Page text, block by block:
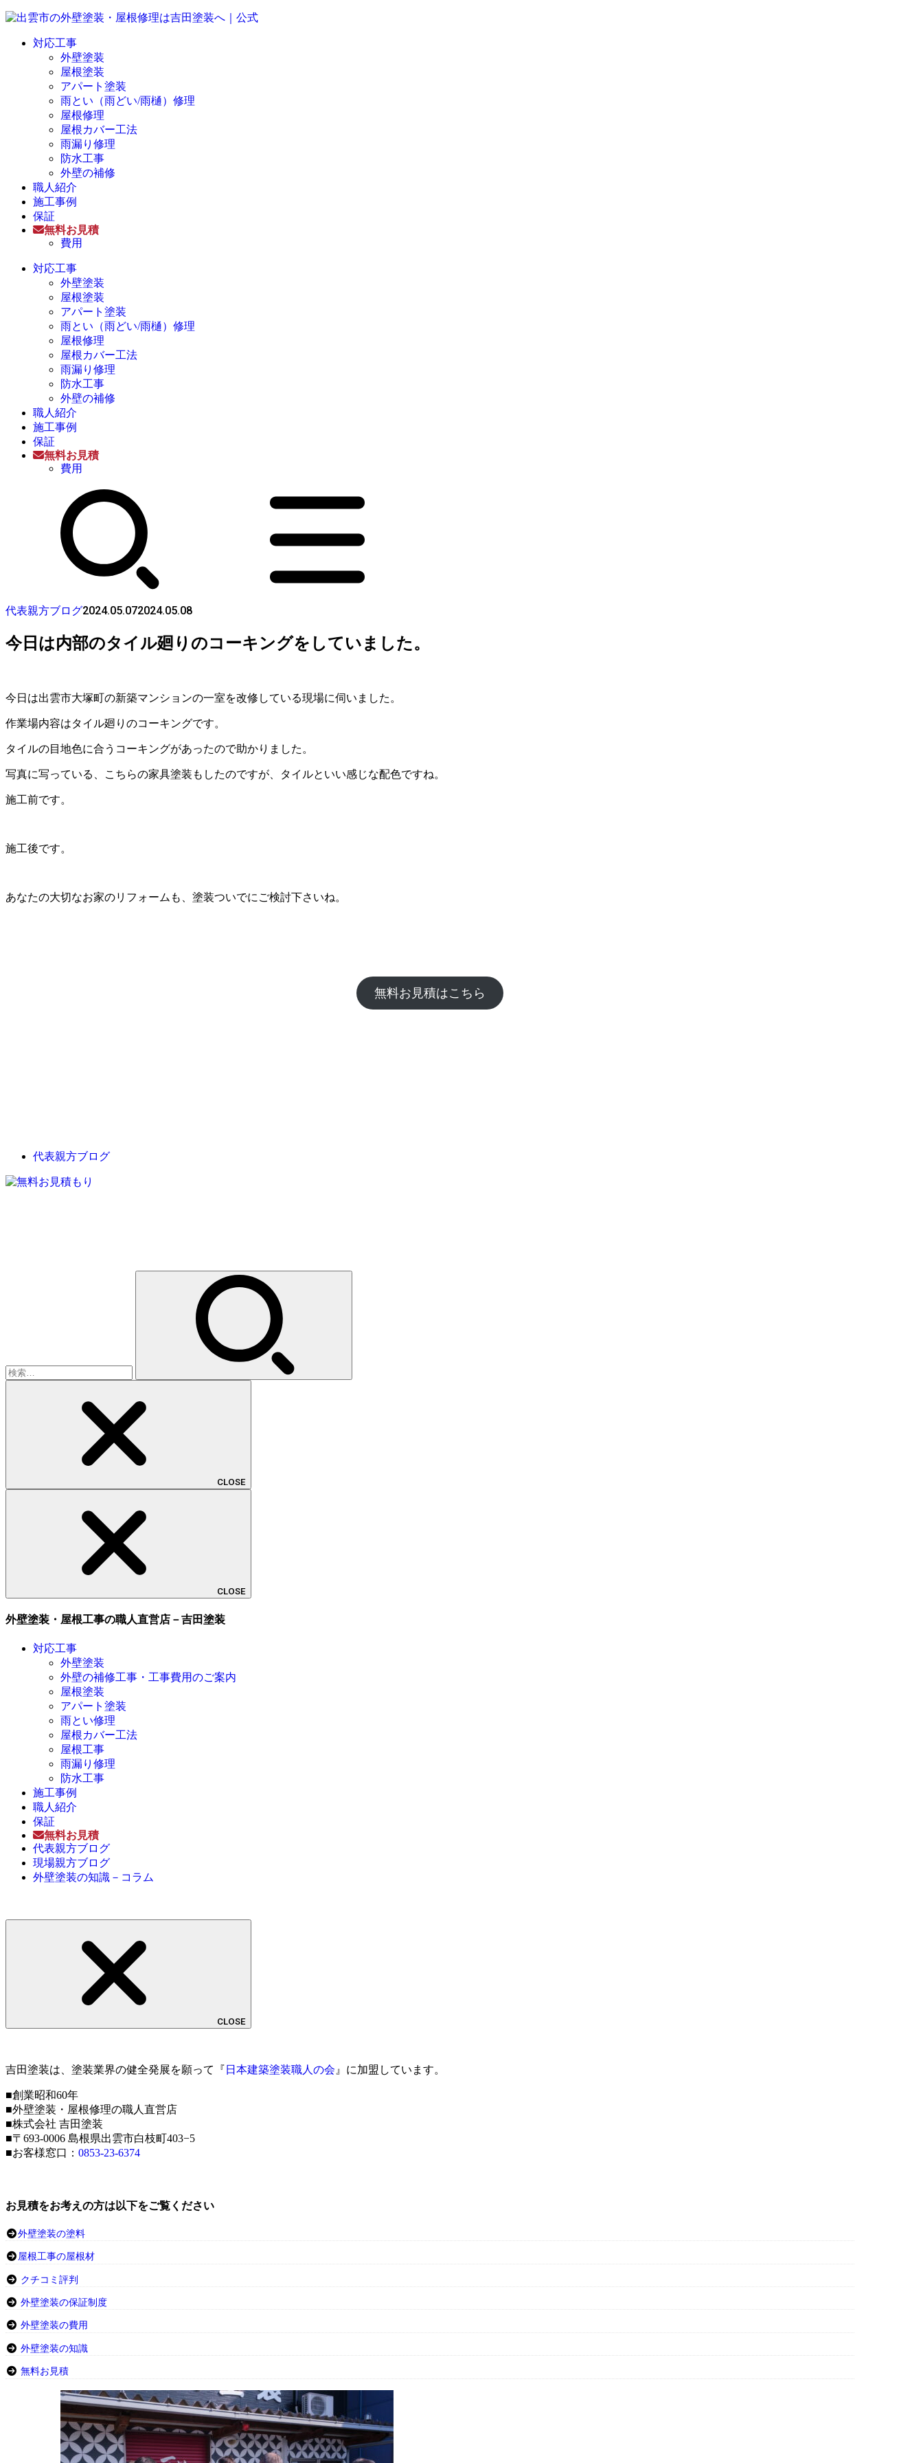
対応工事
外壁塗装
屋根塗装
アパート塗装
雨とい（雨どい/雨樋）修理
屋根修理
屋根カバー工法
雨漏り修理
防水工事
外壁の補修
職人紹介
施工事例
保証
無料お見積
費用
対応工事
外壁塗装
屋根塗装
アパート塗装
雨とい（雨どい/雨樋）修理
屋根修理
屋根カバー工法
雨漏り修理
防水工事
外壁の補修
職人紹介
施工事例
保証
無料お見積
費用
代表親方ブログ2024.05.072024.05.08
今日は内部のタイル廻りのコーキングをしていました。
今日は出雲市大塚町の新築マンションの一室を改修している現場に伺いました。
作業場内容はタイル廻りのコーキングです。
タイルの目地色に合うコーキングがあったので助かりました。
写真に写っている、こちらの家具塗装もしたのですが、タイルといい感じな配色ですね。
施工前です。
施工後です。
あなたの大切なお家のリフォームも、塗装ついでにご検討下さいね。
無料お見積はこちら
代表親方ブログ
CLOSE
CLOSE
外壁塗装・屋根工事の職人直営店－吉田塗装
対応工事
外壁塗装
外壁の補修工事・工事費用のご案内
屋根塗装
アパート塗装
雨とい修理
屋根カバー工法
屋根工事
雨漏り修理
防水工事
施工事例
職人紹介
保証
無料お見積
代表親方ブログ
現場親方ブログ
外壁塗装の知識－コラム
CLOSE
吉田塗装は、塗装業界の健全発展を願って『 日本建築塗装職人の会 』に加盟しています。
■創業昭和60年
■外壁塗装・屋根修理の職人直営店
■株式会社 吉田塗装
■〒693-0006 島根県出雲市白枝町403−5
■お客様窓口： 0853-23-6374
お見積をお考えの方は以下をご覧ください
外壁塗装の塗料
屋根工事の屋根材
クチコミ評判
外壁塗装の保証制度
外壁塗装の費用
外壁塗装の知識
無料お見積